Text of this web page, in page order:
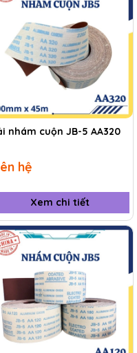
nhám cuộn JB-5 AA320
hệ
Xem chi tiết